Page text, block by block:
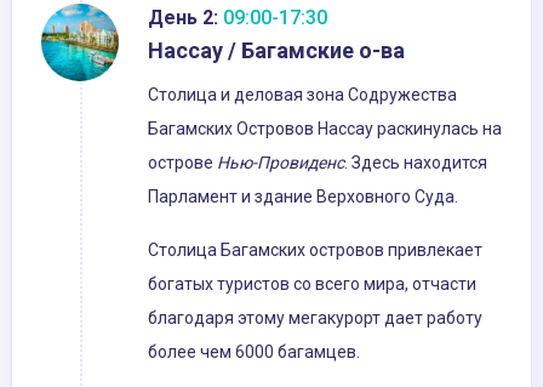
День 2: 09:00-17:30
Нассау / Багамские о-ва
Столица и деловая зона Содружества
Багамских Островов Нассау раскинулась на
острове Нью-Провиденс. Здесь находится
Парламент и здание Верховного Суда.
Столица Багамских островов привлекает
богатых туристов со всего мира, отчасти
благодаря этому мегакурорт дает работу
более чем 6000 багамцев.